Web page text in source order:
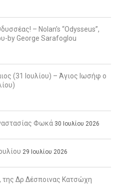
– Nolan’s “Odysseus”,
by George Sarafoglou
(31 Ιουλίου) – Άγιος Ιωσήφ ο
Φωκά 30 Ιουλίου 2026
29 Ιουλίου 2026
Δρ Δέσποινας Κατσώχη